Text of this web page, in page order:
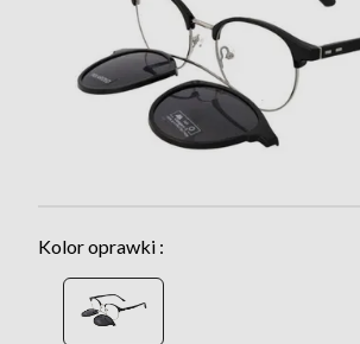
Kolor oprawki :